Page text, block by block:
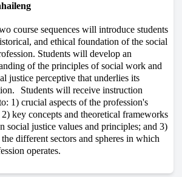
course sequences will introduce students
and ethical foundation of the social
Students will develop an
of the principles of social work and
justice perceptive that underlies its
Students will receive instruction
1) crucial aspects of the profession's
key concepts and theoretical frameworks
social justice values and principles; and 3)
different sectors and spheres in which
operates.